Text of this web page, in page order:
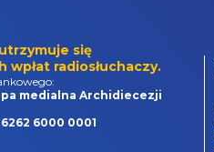
się
wpłat radiosłuchaczy.
medialna Archidiecezji
6262 6000 0001